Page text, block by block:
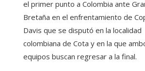
el primer punto a Colombia ante
Bretaña en el enfrentamiento de
Davis que se disputó en la localidad
colombiana de Cota y en la que
equipos buscan regresar a la final.